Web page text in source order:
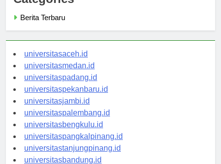
Categories
universitasaceh.id
universitasmedan.id
universitaspadang.id
universitaspekanbaru.id
universitasjambi.id
universitaspalembang.id
universitasbengkulu.id
universitaspangkalpinang.id
universitastanjungpinang.id